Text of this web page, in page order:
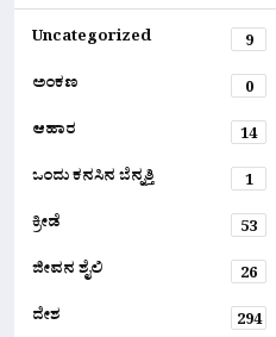
Uncategorized 9
ಅಂಕಣ
0
ಆಹಾರ
14
ಒಂದು ಕನಸಿನ ಬೆನ್ನತ್ತಿ
1
ಕ್ರೀಡೆ
53
ಜೀವನ ಶೈಲಿ
26
ದೇಶ
294